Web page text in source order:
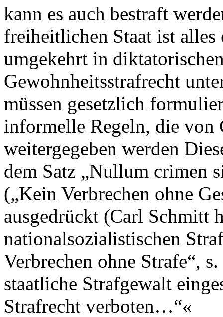
kann es auch bestraft
freiheitlichen Staat ist
umgekehrt in
Gewohnheitsstrafrecht
müssen gesetzlich
informelle Regeln, die von
weitergegeben werden
dem Satz „Nullum crimen
(„Kein Verbrechen ohne
ausgedrückt (Carl Schmitt
nationalsozialistischen
Verbrechen ohne Strafe“,
staatliche Strafgewalt
Strafrecht verboten…“«